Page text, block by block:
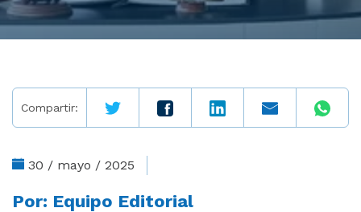
Compartir:
30 / mayo / 2025
Por: Equipo Editorial